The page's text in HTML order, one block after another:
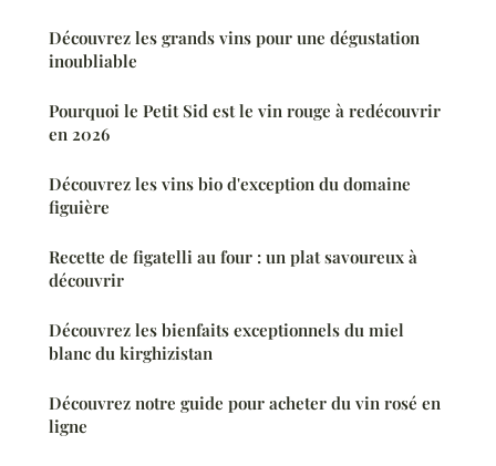
Découvrez les grands vins pour une dégustation
inoubliable
Pourquoi le Petit Sid est le vin rouge à redécouvrir
en 2026
Découvrez les vins bio d'exception du domaine
figuière
Recette de figatelli au four : un plat savoureux à
découvrir
Découvrez les bienfaits exceptionnels du miel
blanc du kirghizistan
Découvrez notre guide pour acheter du vin rosé en
ligne